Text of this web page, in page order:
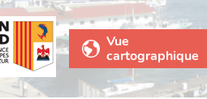
Vue
cartographique